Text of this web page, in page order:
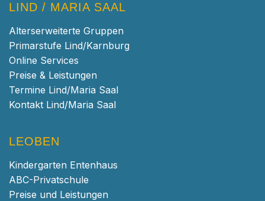
LIND / MARIA SAAL
Alterserweiterte Gruppen
Primarstufe Lind/Karnburg
Online Services
Preise & Leistungen
Termine Lind/Maria Saal
Kontakt Lind/Maria Saal
LEOBEN
Kindergarten Entenhaus
ABC-Privatschule
Preise und Leistungen